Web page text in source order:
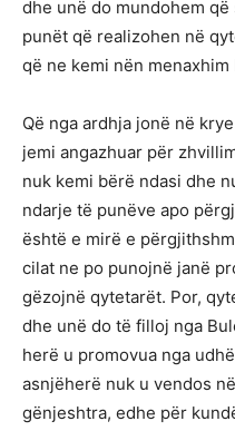
dhe unë do mundohem
punët që realizohen në
që ne kemi nën
Që nga ardhja jonë në
jemi angazhuar për
nuk kemi bërë ndasi dhe
ndarje të punëve apo
është e mirë e
cilat ne po punojnë janë
gëzojnë qytetarët. Por,
dhe unë do të filloj nga
herë u promovua nga
asnjëherë nuk u vendos
gënjeshtra, edhe për